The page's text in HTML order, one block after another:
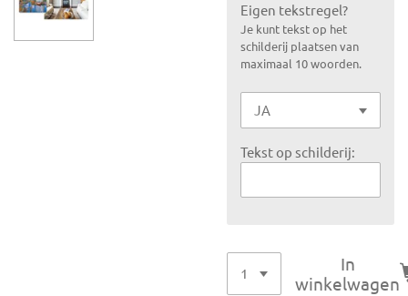
Eigen tekstregel?
Je kunt tekst op het
schilderij plaatsen van
maximaal 10 woorden.
Tekst op schilderij:
In
winkelwagen